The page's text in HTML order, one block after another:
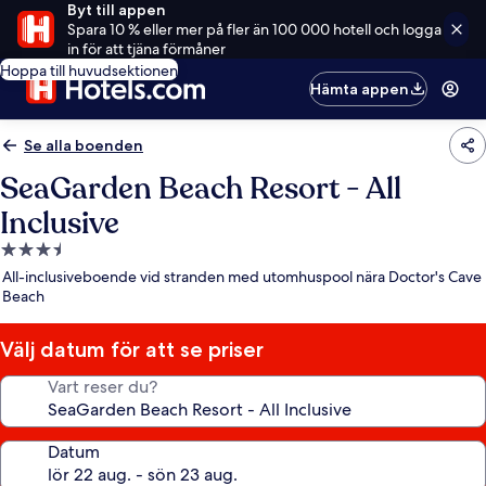
Byt till appen
Spara 10 % eller mer på fler än 100 000 hotell och logga
in för att tjäna förmåner
Hoppa till huvudsektionen
Hämta appen
Se alla boenden
SeaGarden Beach Resort - All
Inclusive
3.5-
stjärnigt
boende
All-inclusiveboende vid stranden med utomhuspool nära Doctor's Cave
Beach
Välj datum för att se priser
Vart reser du?
Datum